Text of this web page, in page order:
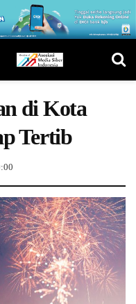
di Kota
Tertib